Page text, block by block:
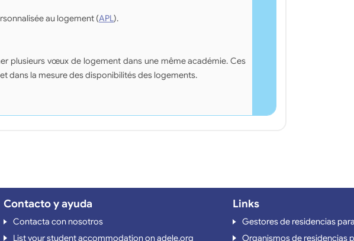
au logement (APL).
plusieurs vœux de logement dans une même académie. Ces
dans la mesure des disponibilités des logements.
Contacto y ayuda
Contacta con nosotros
List your student accommodation on adele.org
Links
Gestores de residencias
Organismos de residencias